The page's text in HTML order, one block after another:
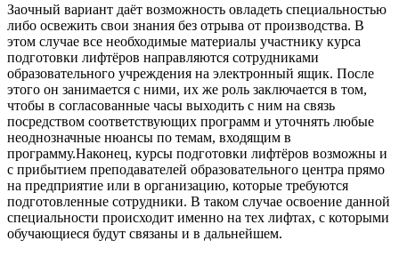
Заочный вариант даёт возможность овладеть специальностью
либо освежить свои знания без отрыва от производства. В
этом случае все необходимые материалы участнику курса
подготовки лифтёров направляются сотрудниками
образовательного учреждения на электронный ящик. После
этого он занимается с ними, их же роль заключается в том,
чтобы в согласованные часы выходить с ним на связь
посредством соответствующих программ и уточнять любые
неоднозначные нюансы по темам, входящим в
программу.Наконец, курсы подготовки лифтёров возможны и
с прибытием преподавателей образовательного центра прямо
на предприятие или в организацию, которые требуются
подготовленные сотрудники. В таком случае освоение данной
специальности происходит именно на тех лифтах, с которыми
обучающиеся будут связаны и в дальнейшем.